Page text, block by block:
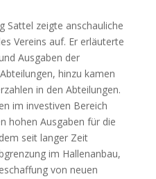
Sattel zeigte anschauliche
Vereins auf. Er erläuterte
Ausgaben der
hinzu kamen
in den Abteilungen.
im investiven Bereich
hohen Ausgaben für die
seit langer Zeit
im Hallenanbau,
von neuen